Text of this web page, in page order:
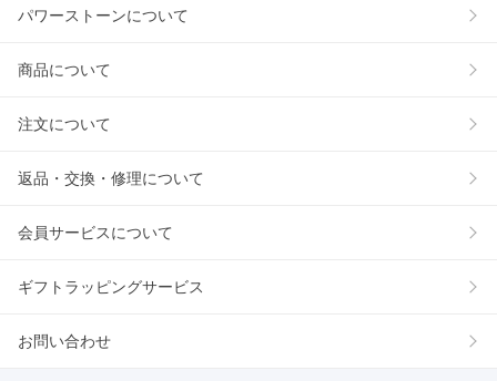
パワーストーンについて
商品について
注文について
返品・交換・修理について
会員サービスについて
ギフトラッピングサービス
お問い合わせ